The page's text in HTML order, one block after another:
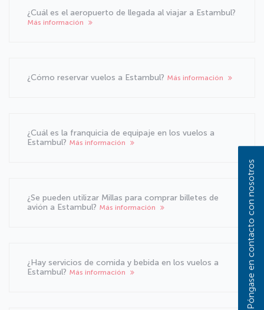
¿Cuál es el aeropuerto de llegada al viajar a Estambul?
Más información
¿Cómo reservar vuelos a Estambul? Más información
¿Cuál es la franquicia de equipaje en los vuelos a
Estambul? Más información
¿Se pueden utilizar Millas para comprar billetes de
avión a Estambul? Más información
¿Hay servicios de comida y bebida en los vuelos a
Estambul? Más información Póngase en contacto con nosotros